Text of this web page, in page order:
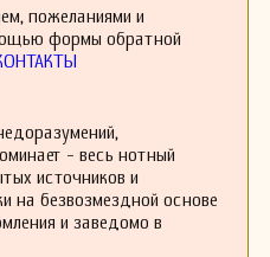
пожеланиями и
формы обратной
- весь нотный
источников и
на безвозмездной основе
и заведомо в